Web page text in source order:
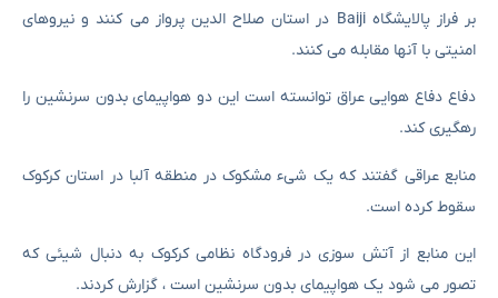
بر فراز پالایشگاه Baiji در استان صلاح الدین پرواز می کنند و نیروهای
امنیتی با آنها مقابله می کنند.
دفاع دفاع هوایی عراق توانسته است این دو هواپیمای بدون سرنشین را
رهگیری کند.
منابع عراقی گفتند که یک شیء مشکوک در منطقه آلبا در استان کرکوک
سقوط کرده است.
این منابع از آتش سوزی در فرودگاه نظامی کرکوک به دنبال شیئی که
تصور می شود یک هواپیمای بدون سرنشین است ، گزارش کردند.